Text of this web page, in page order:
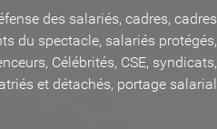
des salariés, cadres, cadres
du spectacle, salariés protégés,
Célébrités, CSE, syndicats,
et détachés, portage salarial